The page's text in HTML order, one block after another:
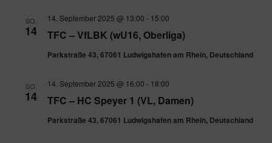
SO.
14 TFC – VfLBK (wU16, Oberliga)
14. September 2025 @ 13:00 - 15:00
Parkstraße 43, 67061 Ludwigshafen am Rhein, Deutschland
SO.
14 TFC – HC Speyer 1 (VL, Damen)
14. September 2025 @ 16:00 - 18:00
Parkstraße 43, 67061 Ludwigshafen am Rhein, Deutschland